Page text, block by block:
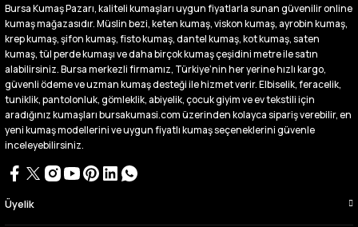
Buradan ikinci alışverişim ikisinden de çok
memnun kaldım teşekkürler.
Büşra Singeç | 02/07/2026
Bursa kumaş pazarından defalarca kumaş
aldım videoda anlatılıp gosterildigi gibi
çıktı. bu zamana kadar sorun yaşamadım
uygun fiyatlarından ve kalitesinden dolayı
tercih ettiğim kumaşçi
D... Ç... | 27/06/2026
Çok memnun kaldım,teşekkürler
Bursa Kumaş Pazarı, kaliteli kumaşları uygun fiyatlarla sunan güvenilir online
kumaş mağazasıdır. Müslin bezi, keten kumaş, viskon kumaş, ayrobin kumaş,
krep kumaş, şifon kumaş, fisto kumaş, dantel kumaş, kot kumaş, saten
kumaş, tül perde kumaşı ve daha birçok kumaş çeşidini metre ile satın
alabilirsiniz. Bursa merkezli firmamız, Türkiye’nin her yerine hızlı kargo,
güvenli ödeme ve uzman kumaş desteği ile hizmet verir. Elbiselik, feracelik,
tuniklik, pantolonluk, gömleklik, abiyelik, çocuk giyim ve ev tekstili için
aradığınız kumaşları bursakumasi.com üzerinden kolayca sipariş verebilir, en
yeni kumaş modellerini ve uygun fiyatlı kumaş seçeneklerini güvenle
inceleyebilirsiniz.
Üyelik